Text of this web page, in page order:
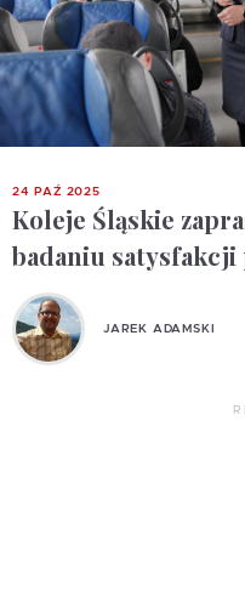
24 PAŹ 2025
Koleje Śląskie
badaniu satysfakcji
JAREK ADAMSKI